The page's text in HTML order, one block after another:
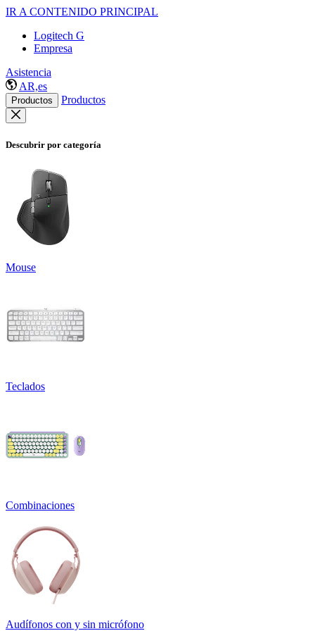
IR A CONTENIDO PRINCIPAL
Logitech G
Empresa
Asistencia
AR,es
Productos Productos
Descubrir por categoría
Mouse
Teclados
Combinaciones
Audífonos con y sin micrófono